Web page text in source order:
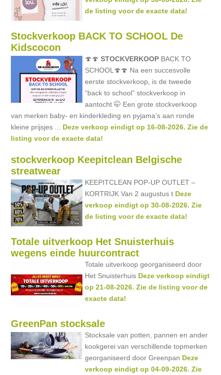
de listing voor de exacte data!
Stockverkoop BACK TO SCHOOL De
Kidscocon
🍄🍄STOCKVERKOOP BACK TO
SCHOOL🍄🍄 Na een succesvolle
eerste stockverkoop, is de tweede
“back to school” stockverkoop in
aantocht 🤭 Een grote stockverkoop
van merken baby- en kinderkleding en pyjama’s aan ronde
kleine prijsjes ... Deze verkoop eindigt op 16-08-2026. Zie de
listing voor de exacte data!
stockverkoop Keepitclean Belgische
streatwear
KEEPITCLEAN POP-UP OUTLET –
KORTRIJK Van 2 augustus t Deze
verkoop eindigt op 30-08-2026. Zie
de listing voor de exacte data!
Totale uitverkoop Het Snuisterhuis
wegens einde huurcontract
Totale uitverkoop georganiseerd door
Het Snuisterhuis Deze verkoop eindigt
op 21-08-2026. Zie de listing voor de
exacte data!
GreenPan stocksale
Stocksale van potten, pannen en ander
kookgerei van verschillende topmerken
georganiseerd door Greenpan Deze
verkoop eindigt op 04-09-2026. Zie